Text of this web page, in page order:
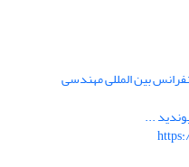
بین المللی مهندسی
...